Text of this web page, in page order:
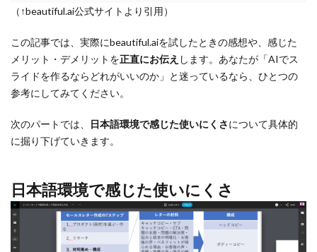
（↑beautiful.ai公式サイトより引用）
この記事では、実際にbeautiful.aiを試したときの感想や、感じた
メリット・デメリットを正直にお伝え します。あなたが「AIでス
ライドを作るならどれがいいのか」と迷っているなら、ひとつの
参考にしてみてください。
次のパートでは、 日本語環境で感じた使いにくさについて具体的
に掘り下げていきます。
日本語環境で感じた使いにくさ